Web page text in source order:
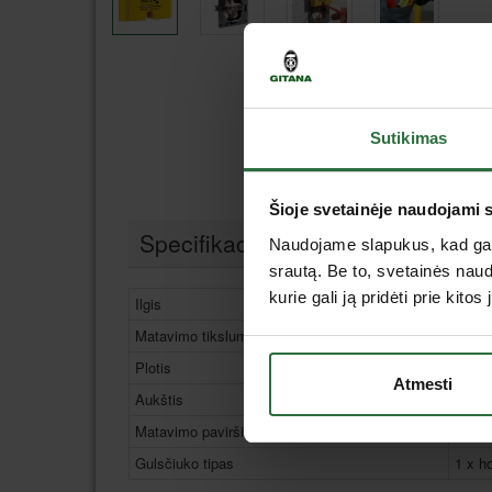
Sutikimas
Šioje svetainėje naudojami
Naudojame slapukus, kad
srautą. Be to, svetainės
kurie gali ją pridėti prie kitos
Atmesti
Specifikacija
Ilgis
7 cm
Matavimo tikslumas normalioje padėtyje
Plotis
Aukštis
Matavimo paviršius
Gulsčiuko tipas
1 x